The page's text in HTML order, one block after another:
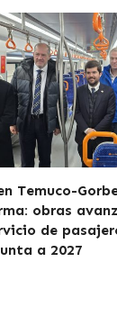
Temuco-
obras
de
a 2027